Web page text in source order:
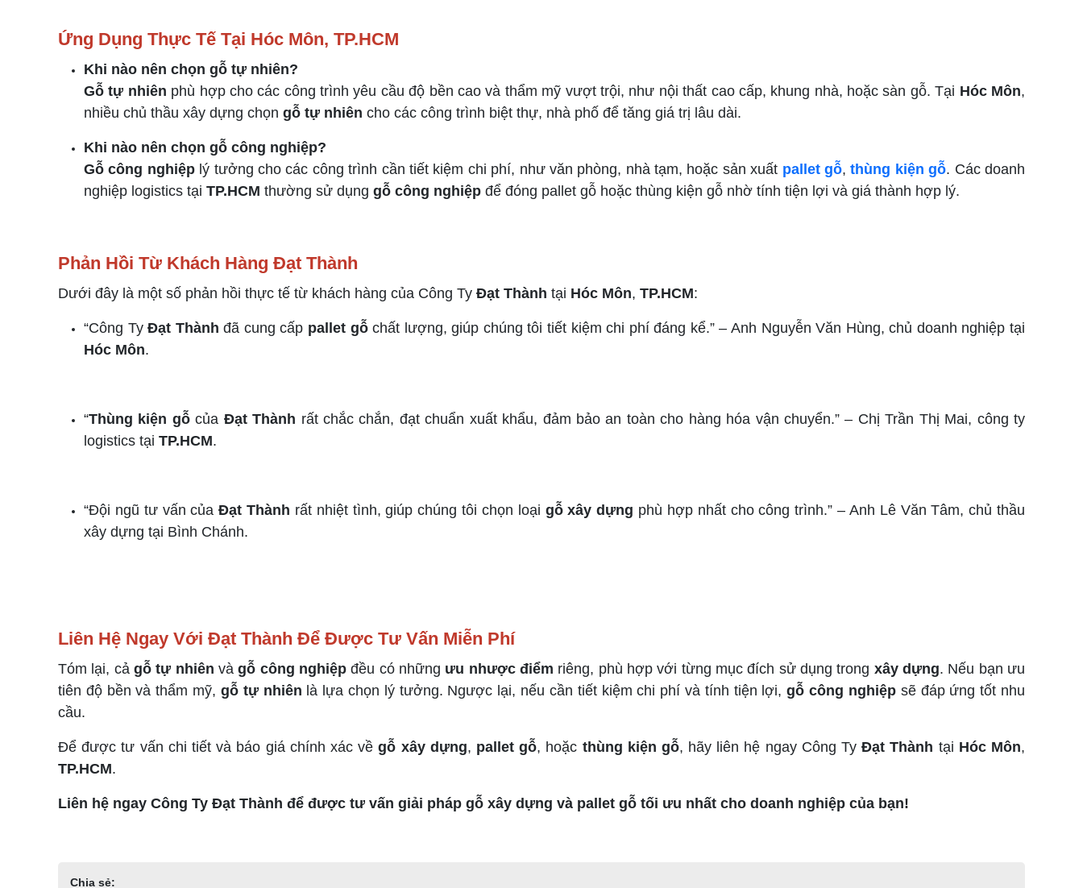
Ứng Dụng Thực Tế Tại Hóc Môn, TP.HCM
Khi nào nên chọn gỗ tự nhiên?
Gỗ tự nhiên phù hợp cho các công trình yêu cầu độ bền cao và thẩm mỹ vượt trội, như nội thất cao cấp, khung nhà, hoặc sàn gỗ. Tại Hóc Môn,
nhiều chủ thầu xây dựng chọn gỗ tự nhiên cho các công trình biệt thự, nhà phố để tăng giá trị lâu dài.
Khi nào nên chọn gỗ công nghiệp?
Gỗ công nghiệplý tưởng cho các công trình cần tiết kiệm chi phí, như văn phòng, nhà tạm, hoặc sản xuất pallet gỗ,thùng kiện gỗ. Các doanh
nghiệp logistics tại TP.HCM thường sử dụng gỗ công nghiệp để đóng pallet gỗ hoặc thùng kiện gỗ nhờ tính tiện lợi và giá thành hợp lý.
Phản Hồi Từ Khách Hàng Đạt Thành
Dưới đây là một số phản hồi thực tế từ khách hàng của Công Ty Đạt Thành tại Hóc Môn, TP.HCM:
“Công TyĐạt Thành đã cung cấp pallet gỗchất lượng, giúp chúng tôi tiết kiệm chi phí đáng kể.” – Anh Nguyễn Văn Hùng, chủ doanh nghiệp tại
Hóc Môn.
“Thùng kiện gỗcủa Đạt Thành rất chắc chắn, đạt chuẩn xuất khẩu, đảm bảo an toàn cho hàng hóa vận chuyển.” – Chị Trần Thị Mai, công ty
logistics tại TP.HCM.
“Đội ngũ tư vấn củaĐạt Thành rất nhiệt tình, giúp chúng tôi chọn loại gỗ xây dựng phù hợp nhất cho công trình.” – Anh Lê Văn Tâm, chủ thầu
xây dựng tại Bình Chánh.
Liên Hệ Ngay Với Đạt Thành Để Được Tư Vấn Miễn Phí
Tóm lại, cả gỗ tự nhiên vàgỗ công nghiệp đều có những ưu nhược điểm riêng, phù hợp với từng mục đích sử dụng trong xây dựng. Nếu bạn ưu
tiên độ bền và thẩm mỹ, gỗ tự nhiên là lựa chọn lý tưởng. Ngược lại, nếu cần tiết kiệm chi phí và tính tiện lợi,gỗ công nghiệpsẽ đáp ứng tốt nhu
cầu.
Để được tư vấn chi tiết và báo giá chính xác vềgỗ xây dựng, pallet gỗ, hoặc thùng kiện gỗ, hãy liên hệ ngay Công TyĐạt Thành tại Hóc Môn,
TP.HCM.
Liên hệ ngay Công Ty Đạt Thành để được tư vấn giải pháp gỗ xây dựng và pallet gỗ tối ưu nhất cho doanh nghiệp của bạn!
Chia sẻ: